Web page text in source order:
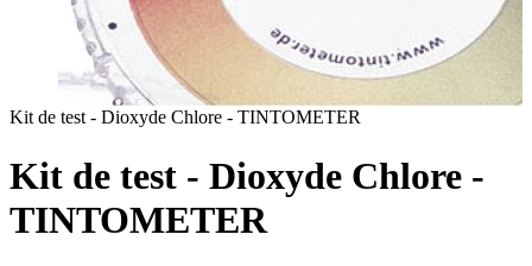
Kit de test - Dioxyde Chlore - TINTOMETER
Kit de test - Dioxyde Chlore -
TINTOMETER